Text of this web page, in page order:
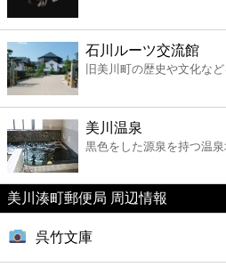
スーパー
エンタメ
レジャー
書店
ファミレス
ファーストフード
石川ルーツ交流館
旧美川町の歴史や文化な
美川温泉
黒色をした源泉を持つ温
美川湊町郵便局 周辺情報
呉竹文庫